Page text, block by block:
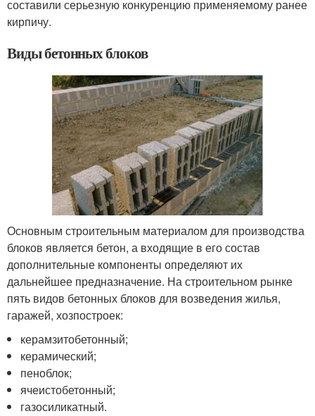
составили серьезную конкуренцию применяемому ранее
кирпичу.
Виды бетонных блоков
Основным строительным материалом для производства
блоков является бетон, а входящие в его состав
дополнительные компоненты определяют их
дальнейшее предназначение. На строительном рынке
пять видов бетонных блоков для возведения жилья,
гаражей, хозпостроек:
керамзитобетонный;
керамический;
пеноблок;
ячеистобетонный;
газосиликатный.